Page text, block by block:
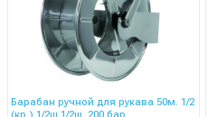
Барабан ручной для рукава 50м. 1/2
(кр.) 1/2ш.1/2ш. 200 бар